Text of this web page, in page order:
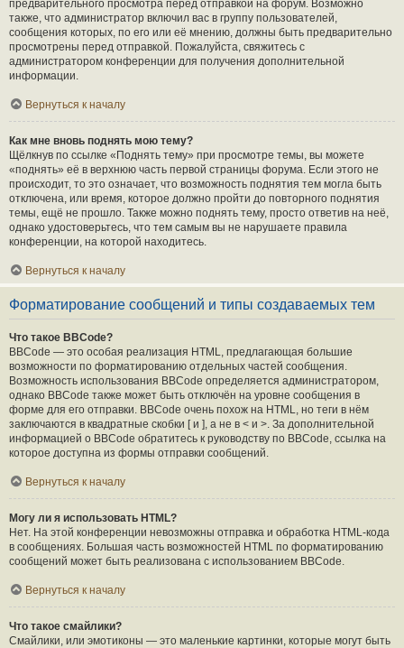
предварительного просмотра перед отправкой на форум. Возможно
также, что администратор включил вас в группу пользователей,
сообщения которых, по его или её мнению, должны быть предварительно
просмотрены перед отправкой. Пожалуйста, свяжитесь с
администратором конференции для получения дополнительной
информации.
Вернуться к началу
Как мне вновь поднять мою тему?
Щёлкнув по ссылке «Поднять тему» при просмотре темы, вы можете
«поднять» её в верхнюю часть первой страницы форума. Если этого не
происходит, то это означает, что возможность поднятия тем могла быть
отключена, или время, которое должно пройти до повторного поднятия
темы, ещё не прошло. Также можно поднять тему, просто ответив на неё,
однако удостоверьтесь, что тем самым вы не нарушаете правила
конференции, на которой находитесь.
Вернуться к началу
Форматирование сообщений и типы создаваемых тем
Что такое BBCode?
BBCode — это особая реализация HTML, предлагающая большие
возможности по форматированию отдельных частей сообщения.
Возможность использования BBCode определяется администратором,
однако BBCode также может быть отключён на уровне сообщения в
форме для его отправки. BBCode очень похож на HTML, но теги в нём
заключаются в квадратные скобки [ и ], а не в < и >. За дополнительной
информацией о BBCode обратитесь к руководству по BBCode, ссылка на
которое доступна из формы отправки сообщений.
Вернуться к началу
Могу ли я использовать HTML?
Нет. На этой конференции невозможны отправка и обработка HTML-кода
в сообщениях. Большая часть возможностей HTML по форматированию
сообщений может быть реализована с использованием BBCode.
Вернуться к началу
Что такое смайлики?
Смайлики, или эмотиконы — это маленькие картинки, которые могут быть